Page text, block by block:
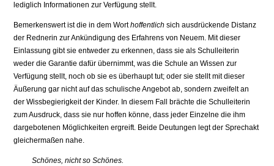
lediglich Informationen zur Verfügung stellt.
Bemerkenswert ist die in dem Worthoffentlich sich ausdrückende Distanz
der Rednerin zur Ankündigung des Erfahrens von Neuem. Mit dieser
Einlassung gibt sie entweder zu erkennen, dass sie als Schulleiterin
weder die Garantie dafür übernimmt, was die Schule an Wissen zur
Verfügung stellt, noch ob sie es überhaupt tut; oder sie stellt mit dieser
Äußerung gar nicht auf das schulische Angebot ab, sondern zweifelt an
der Wissbegierigkeit der Kinder. In diesem Fall brächte die Schulleiterin
zum Ausdruck, dass sie nur hoffen könne, dass jeder Einzelne die ihm
dargebotenen Möglichkeiten ergreift. Beide Deutungen legt der Sprechakt
gleichermaßen nahe.
Schönes, nicht so Schönes.